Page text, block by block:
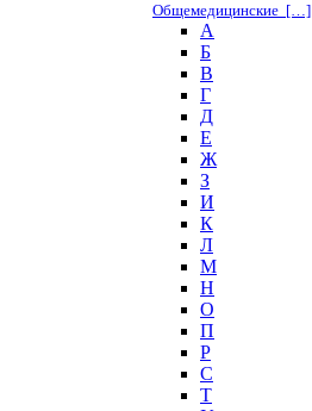
Общемедицинские […]
А
Б
В
Г
Д
Е
Ж
З
И
К
Л
М
Н
О
П
Р
С
Т